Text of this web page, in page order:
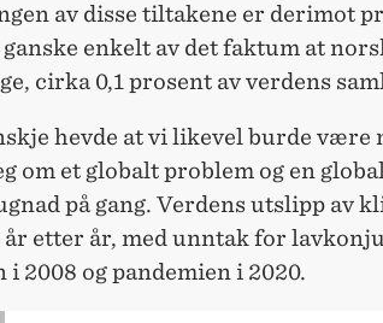
av disse tiltakene er derimot
enkelt av det faktum at
cirka 0,1 prosent av verdens
hevde at vi likevel burde være
om et globalt problem og en
på gang. Verdens utslipp av
etter år, med unntak for
2008 og pandemien i 2020.